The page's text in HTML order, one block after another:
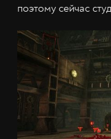
поэтому сейчас